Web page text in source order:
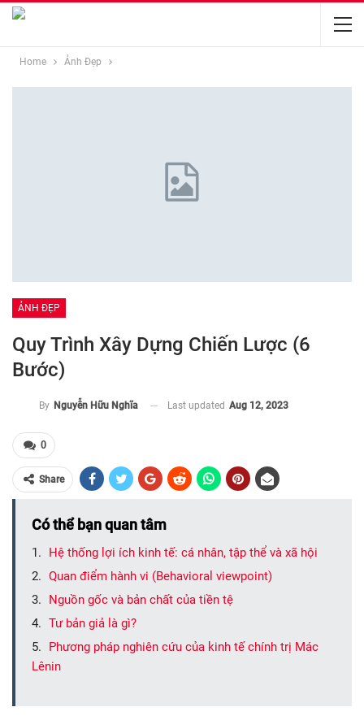
Home Ảnh Đẹp
ẢNH ĐẸP
Quy Trình Xây Dựng Chiến Lược (6
Bước)
By Nguyễn Hữu Nghĩa Last updated Aug 12, 2023
0
Share
Có thể bạn quan tâm
Hệ thống lợi ích kinh tế: cá nhân, tập thể và xã hội
Quan điểm hành vi (Behavioral viewpoint)
Nguồn gốc và bản chất của tiền tệ
Tư bản giả là gì?
Phương pháp nghiên cứu của kinh tế chính trị Mác
Lênin